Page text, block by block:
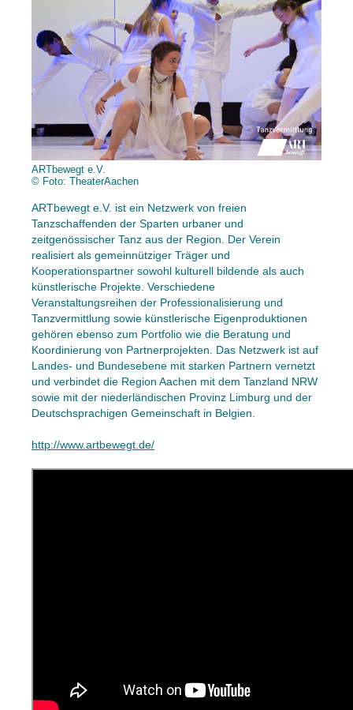
ARTbewegt e.V.
© Foto: TheaterAachen
ARTbewegt e.V. ist ein Netzwerk von freien
Tanzschaffenden der Sparten urbaner und
zeitgenössischer Tanz aus der Region. Der Verein
realisiert als gemeinnütziger Träger und
Kooperationspartner sowohl kulturell bildende als auch
künstlerische Projekte. Verschiedene
Veranstaltungsreihen der Professionalisierung und
Tanzvermittlung sowie künstlerische Eigenproduktionen
gehören ebenso zum Portfolio wie die Beratung und
Koordinierung von Partnerprojekten. Das Netzwerk ist auf
Landes- und Bundesebene mit starken Partnern vernetzt
und verbindet die Region Aachen mit dem Tanzland NRW
sowie mit der niederländischen Provinz Limburg und der
Deutschsprachigen Gemeinschaft in Belgien.
http://www.artbewegt.de/